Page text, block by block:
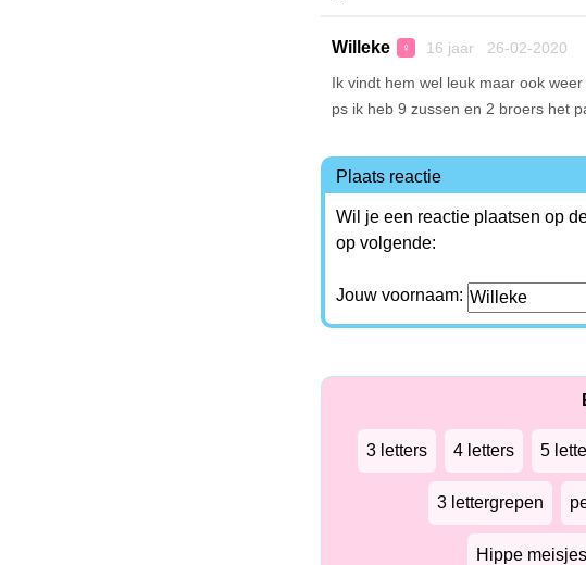
Willeke ♀ 16 jaar 26-02-2020
Ik vindt hem wel leuk maar ook
ps ik heb 9 zussen en 2 broers het
Plaats reactie
Wil je een reactie plaatsen op
op volgende:
Jouw voornaam:
3 letters 4 letters 5
3 lettergrepen
Hippe